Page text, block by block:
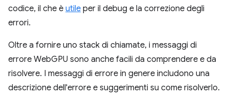
codice, il che è utile per il debug e la correzione degli
errori.
Oltre a fornire uno stack di chiamate, i messaggi di
errore WebGPU sono anche facili da comprendere e da
risolvere. I messaggi di errore in genere includono una
descrizione dell'errore e suggerimenti su come risolverlo.